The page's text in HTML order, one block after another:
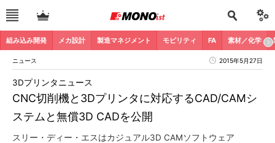
組み込み開発 メカ設計 製造マネジメント モビリティ FA 素材／化学
ニュース 2015年5月27日
CNC切削機と3Dプリンタに対応するCAD/CAMシ
ステムと無償3D CADを公開
3Dプリンタニュース
スリー・ディー・エスはカジュアル3D CAMソフトウェア